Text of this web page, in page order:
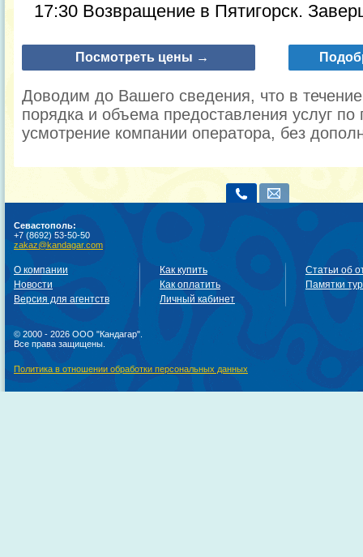
17:30 Возвращение в Пятигорск.
Посмотреть цены →
Доводим до Вашего сведения, что в
порядка и объема предоставления услуг по
усмотрение компании оператора, без
Севастополь:
+7 (8692) 53-50-50
zakaz@kandagar.com
О компании
Новости
Версия для агентств
Как купить
Как оплатить
Личный кабинет
Статьи об
Памятки
© 2000 - 2026 ООО "Кандагар".
Все права защищены.
Политика в отношении обработки персональных данных